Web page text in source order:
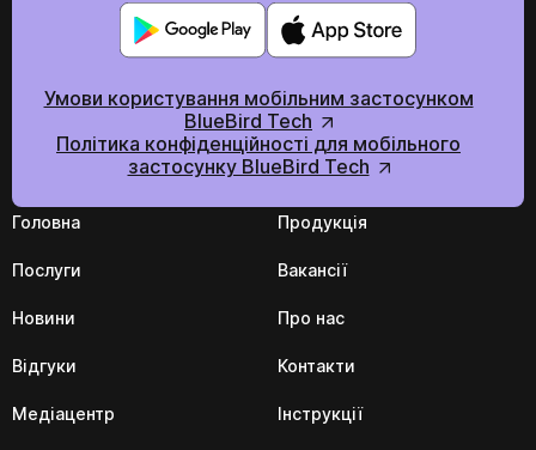
Умови користування мобільним застосунком
BlueBird Tech
Політика конфіденційності для мобільного
застосунку BlueBird Tech
Головна Продукція
Послуги Вакансії
Новини Про нас
Відгуки Контакти
Медіацентр Інструкції